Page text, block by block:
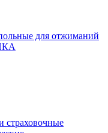
для отжиманий
страховочные